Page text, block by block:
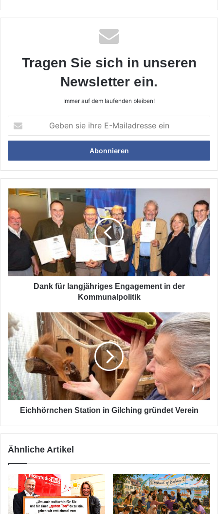
Tragen Sie sich in unseren
Newsletter ein.
Immer auf dem laufenden bleiben!
sie
ihre
Mailadresse
ein
Dank
langjähriges
Engagement
in
Kommunalpolitik
Dank für langjähriges Engagement in der
Kommunalpolitik
Eichhörnchen
Station
in
Gilching
gründet
Verein
Eichhörnchen Station in Gilching gründet Verein
Ähnliche Artikel